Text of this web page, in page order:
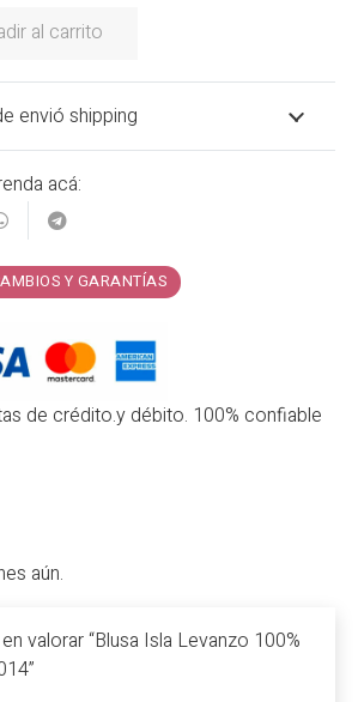
al carrito
envió shipping
acá:
Y GARANTÍAS
de crédito.y débito. 100% confiable
aún.
valorar “Blusa Isla Levanzo 100%